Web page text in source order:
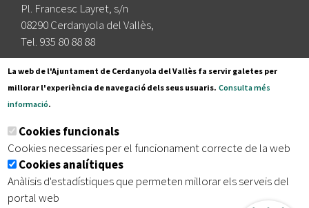
Pl. Francesc Layret, s/n
08290 Cerdanyola del Vallès,
Tel. 935 80 88 88
Segueix-nos a:
Subscriu-te al nostre butlletí
Inici | Avís legal | Protecció de dades
| Accessibilitat
La web de l'Ajuntament de Cerdanyola del Vallès fa servir galetes per
millorar l'experiència de navegació dels seus usuaris. Consulta més
informació.
Cookies funcionals
Cookies necessaries per el funcionament correcte de la web
Cookies analítiques
Anàlisis d'estadístiques que permeten millorar els serveis del
portal web